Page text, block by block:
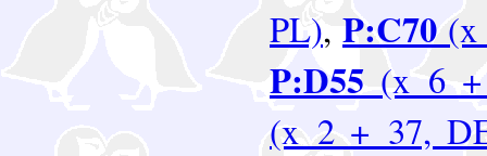
PL), P:C70
P:D55 (x 6
(x 2 + 37,